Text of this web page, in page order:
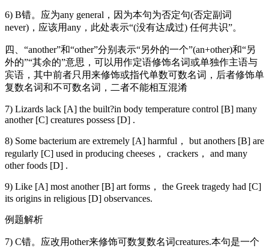
6) B错。应为any general，因为本句为否定句(否定副词
never)，应该用any，此处表示“(没有达成过) 任何共识”。
四、“another”和“other”分别表示“另外的一个”(an+other)和“另
外的”“其余的”意思，可以用作定语修饰名词或单独作主语与
宾语，其中前者只用来修饰或指代单数可数名词，后者修饰单
复数名词和不可数名词，二者不能相互混淆
7) Lizards lack [A] the built?in body temperature control [B] many
another [C] creatures possess [D] .
8) Some bacterium are extremely [A] harmful， but anothers [B] are
regularly [C] used in producing cheeses， crackers， and many
other foods [D] .
9) Like [A] most another [B] art forms， the Greek tragedy had [C]
its origins in religious [D] observances.
例题解析
7) C错。应改用other来修饰可数复数名词creatures.本句是一个